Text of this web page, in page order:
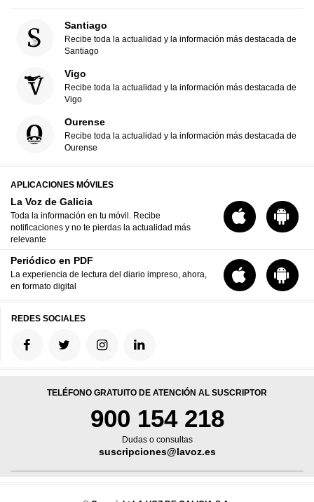
Santiago
Recibe toda la actualidad y la información más destacada de
Santiago
Vigo
Recibe toda la actualidad y la información más destacada de
Vigo
Ourense
Recibe toda la actualidad y la información más destacada de
Ourense
APLICACIONES MÓVILES
La Voz de Galicia
Toda la información en tu móvil. Recibe
notificaciones y no te pierdas la actualidad más
relevante
Periódico en PDF
La experiencia de lectura del diario impreso, ahora,
en formato digital
REDES SOCIALES
TELÉFONO GRATUITO DE ATENCIÓN AL SUSCRIPTOR
900 154 218
Dudas o consultas
suscripciones@lavoz.es